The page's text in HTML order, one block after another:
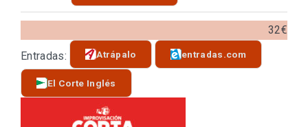
32€
Entradas:
Atrápalo entradas.com
El Corte Inglés